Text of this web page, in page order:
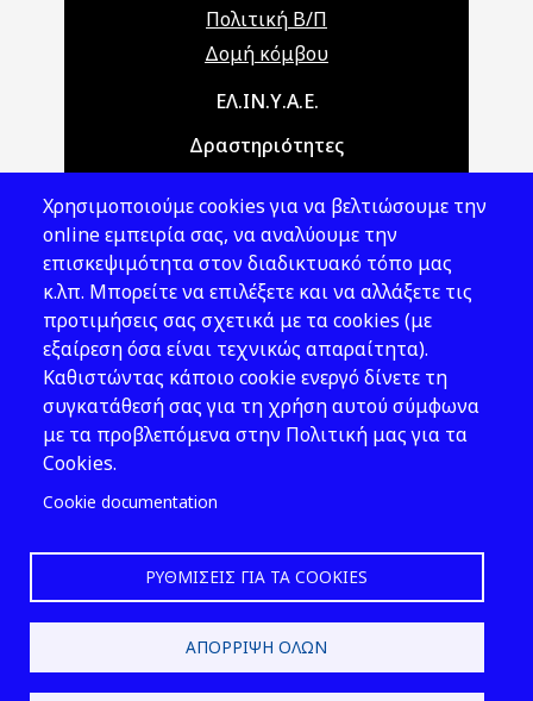
Πολιτική Β/Π
Δομή κόμβου
Main navigationΕΛ.ΙΝ.Υ.Α.Ε.
Δραστηριότητες
Νομοθεσία
Εκδόσεις
Νέα - Εκδηλώσεις
Ακολουθήστε μας
Χρησιμοποιούμε cookies για να βελτιώσουμε την
online εμπειρία σας, να αναλύουμε την
επισκεψιμότητα στον διαδικτυακό τόπο μας
κ.λπ. Μπορείτε να επιλέξετε και να αλλάξετε τις
προτιμήσεις σας σχετικά με τα cookies (με
εξαίρεση όσα είναι τεχνικώς απαραίτητα).
Καθιστώντας κάποιο cookie ενεργό δίνετε τη
συγκατάθεσή σας για τη χρήση αυτού σύμφωνα
με τα προβλεπόμενα στην Πολιτική μας για τα
Cookies.
Cookie documentation
ΡΥΘΜΊΣΕΙΣ ΓΙΑ ΤΑ COOKIES
ΑΠΌΡΡΙΨΗ ΌΛΩΝ
2026 © ΕΛ.ΙΝ.Υ.Α.Ε.
Design & Development by